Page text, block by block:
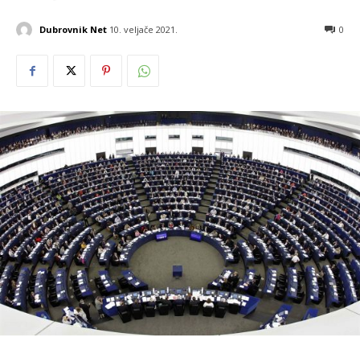
Dubrovnik Net 10. veljače 2021. 0